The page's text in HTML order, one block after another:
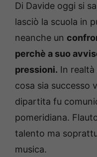
Di Davide oggi si
lasciò la scuola in
neanche un
perchè a suo
pressioni. In
cosa sia successo
dipartita fu
pomeridiana.
talento ma
musica.